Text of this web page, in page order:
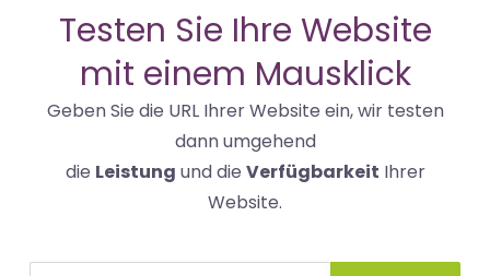
Websites
und
Internet-
Diensten
Uptime
Testen Sie Ihre Website
mit einem Mausklick
Geben Sie die URL Ihrer Website ein, wir testen
dann umgehend
die Leistung und die Verfügbarkeit Ihrer
Website.